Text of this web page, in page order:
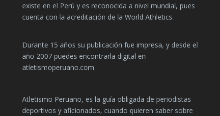
existe en el Perú y es reconocida a nivel mundial, pues
cuenta con la acreditación de la World Athletics.
Durante 15 años su publicación fue impresa, y desde el
año 2007 puedes encontrarla digital en
atletismoperuano.com
Atletismo Peruano, es la guía obligada de periodistas
deportivos y aficionados, cuando quieren saber sobre